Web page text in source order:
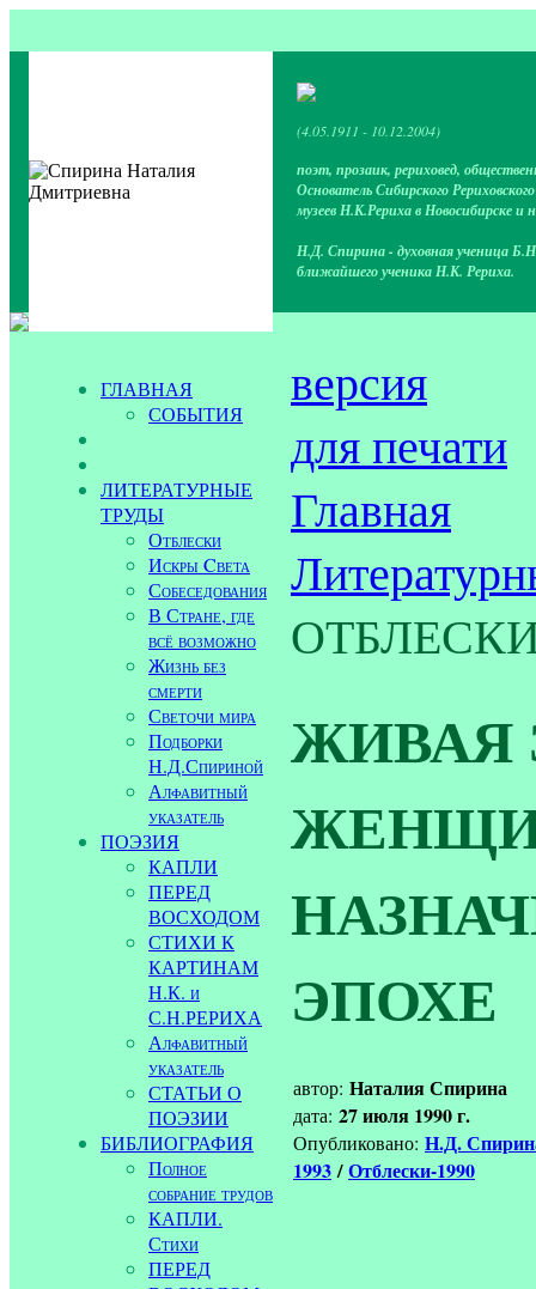
(4.05.1911 - 10.12.2004)
поэт, прозаик, рериховед,
Основатель Сибирского
музеев Н.К.Рериха в Новосибирске и
Н.Д. Спирина - духовная ученица
ближайшего ученика Н.К. Рериха.
ГЛАВНАЯ
СОБЫТИЯ
ЛИТЕРАТУРНЫЕ
ТРУДЫ
Отблески
Искры Cвета
Собеседования
В Стране, где
всё возможно
Жизнь без
смерти
Светочи мира
Подборки
Н.Д.Спириной
Алфавитный
указатель
ПОЭЗИЯ
КАПЛИ
ПЕРЕД
ВОСХОДОМ
СТИХИ К
КАРТИНАМ
Н.К. и
С.Н.РЕРИХА
Алфавитный
указатель
СТАТЬИ О
ПОЭЗИИ
БИБЛИОГРАФИЯ
Полное
собрание трудов
КАПЛИ.
Стихи
ПЕРЕД
версия
для печати
Главная
ЖИВАЯ
ЭПОХЕ
автор: Наталия Спирина
дата: 27 июля 1990 г.
Опубликовано: Н.Д.
1993/Отблески-1990